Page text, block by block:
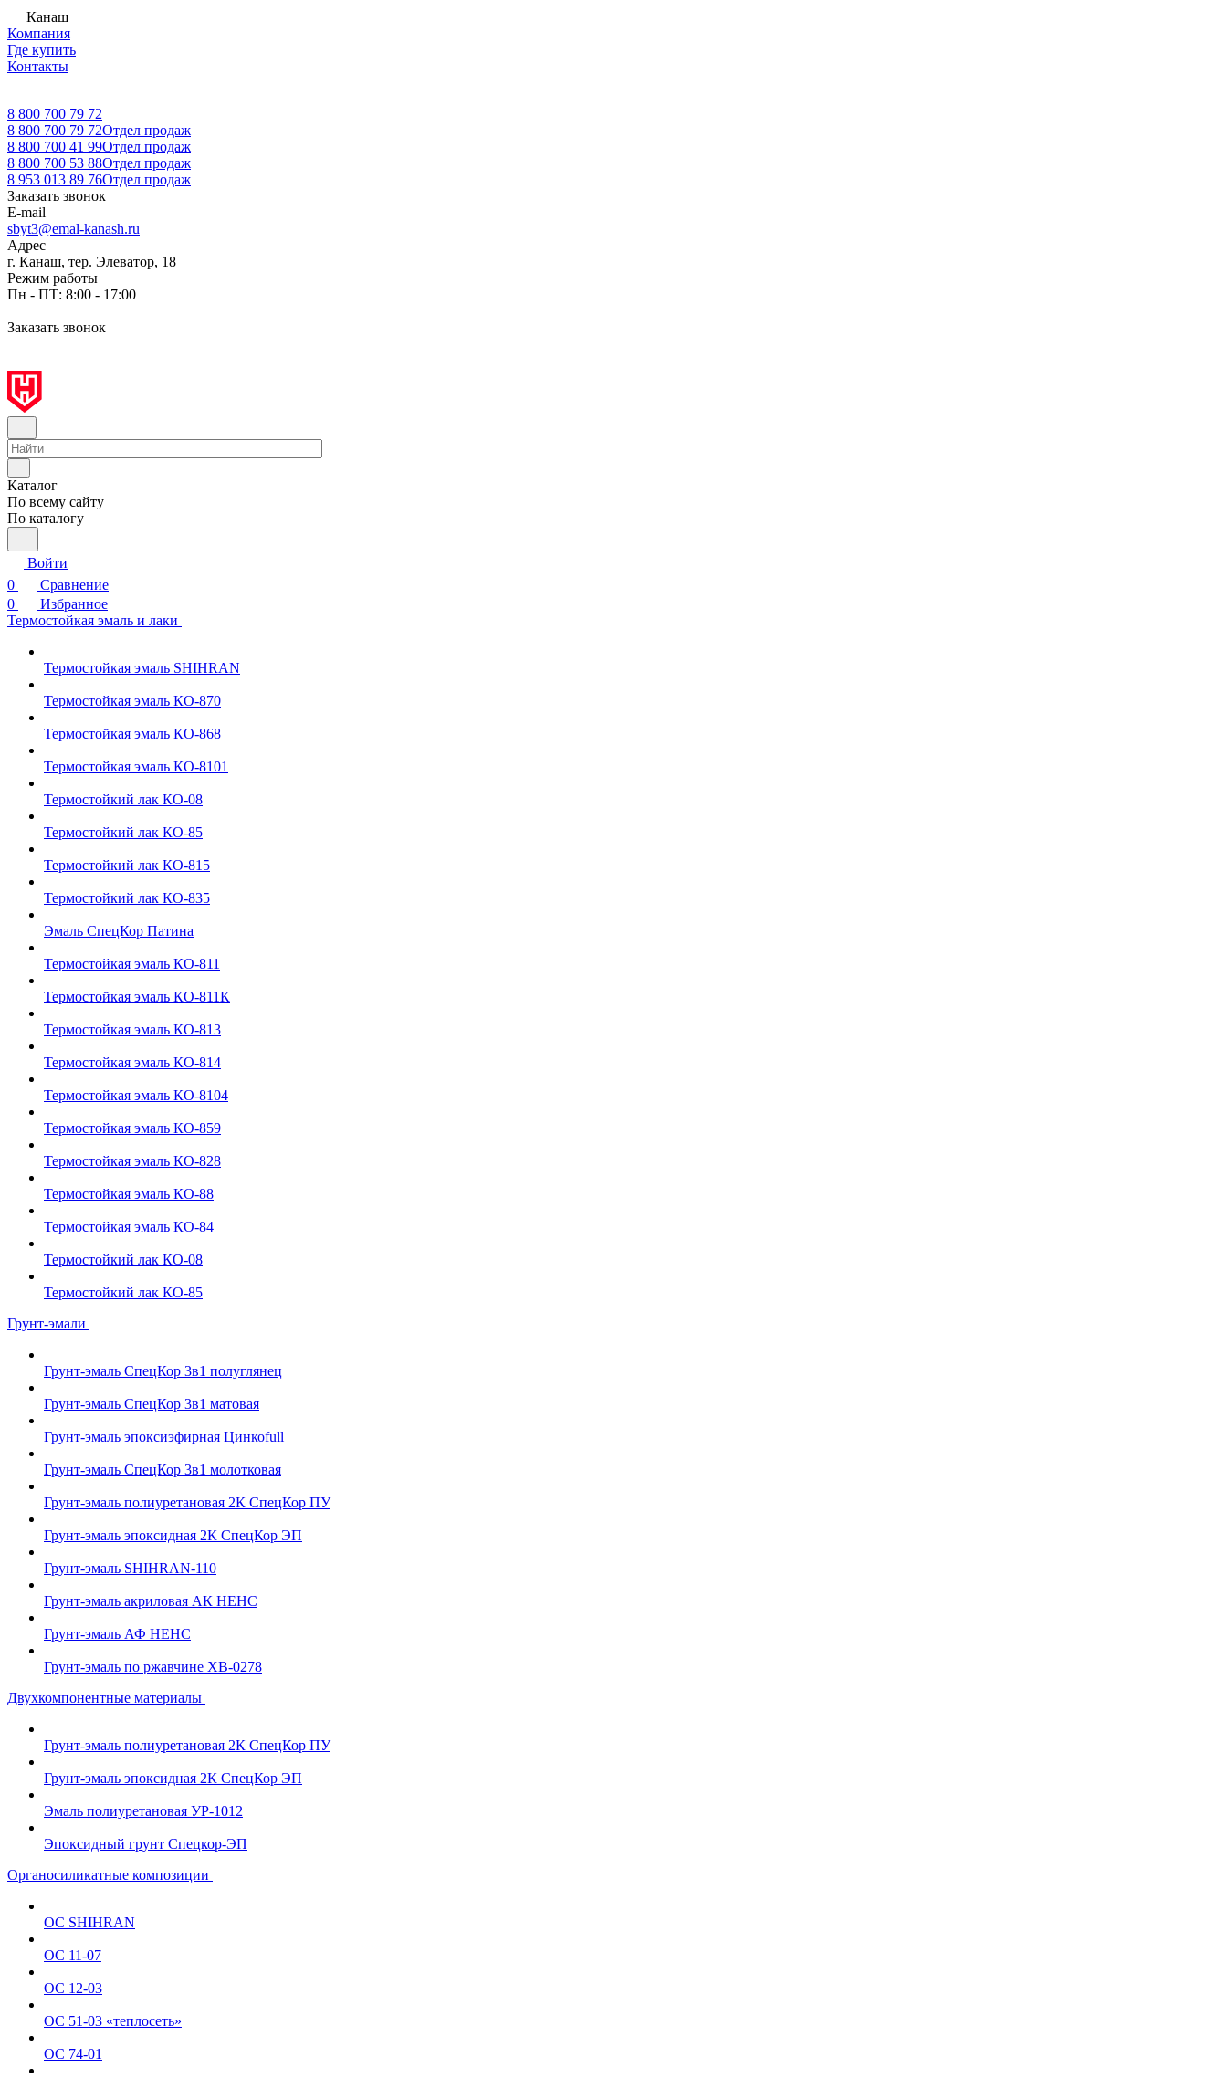
Канаш
Компания
Где купить
Контакты
8 800 700 79 72
8 800 700 79 72Отдел продаж
8 800 700 41 99Отдел продаж
8 800 700 53 88Отдел продаж
8 953 013 89 76Отдел продаж
Заказать звонок
E-mail
sbyt3@emal-kanash.ru
Адрес
г. Канаш, тер. Элеватор, 18
Режим работы
Пн - ПТ: 8:00 - 17:00
Заказать звонок
Каталог
По всему сайту
По каталогу
Войти
0
Сравнение
0
Избранное
Термостойкая эмаль и лаки
Термостойкая эмаль SHIHRAN
Термостойкая эмаль КО-870
Термостойкая эмаль КО-868
Термостойкая эмаль КО-8101
Термостойкий лак КО-08
Термостойкий лак КО-85
Термостойкий лак КО-815
Термостойкий лак КО-835
Эмаль СпецКор Патина
Термостойкая эмаль КО-811
Термостойкая эмаль КО-811К
Термостойкая эмаль КО-813
Термостойкая эмаль КО-814
Термостойкая эмаль КО-8104
Термостойкая эмаль КО-859
Термостойкая эмаль КО-828
Термостойкая эмаль КО-88
Термостойкая эмаль КО-84
Термостойкий лак КО-08
Термостойкий лак КО-85
Грунт-эмали
Грунт-эмаль СпецКор 3в1 полуглянец
Грунт-эмаль СпецКор 3в1 матовая
Грунт-эмаль эпоксиэфирная Цинкоfull
Грунт-эмаль СпецКор 3в1 молотковая
Грунт-эмаль полиуретановая 2К СпецКор ПУ
Грунт-эмаль эпоксидная 2К СпецКор ЭП
Грунт-эмаль SHIHRAN-110
Грунт-эмаль акриловая АК НЕНС
Грунт-эмаль АФ НЕНС
Грунт-эмаль по ржавчине ХВ-0278
Двухкомпонентные материалы
Грунт-эмаль полиуретановая 2К СпецКор ПУ
Грунт-эмаль эпоксидная 2К СпецКор ЭП
Эмаль полиуретановая УР-1012
Эпоксидный грунт Спецкор-ЭП
Органосиликатные композиции
ОС SHIHRAN
ОС 11-07
ОС 12-03
ОС 51-03 «теплосеть»
ОС 74-01